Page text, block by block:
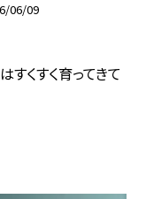
06/09
くすく育ってきて